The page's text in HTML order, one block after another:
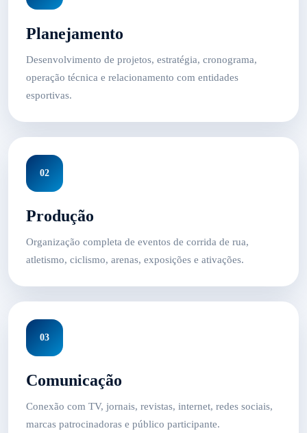
Planejamento
Desenvolvimento de projetos, estratégia, cronograma,
operação técnica e relacionamento com entidades
esportivas.
02
Produção
Organização completa de eventos de corrida de rua,
atletismo, ciclismo, arenas, exposições e ativações.
03
Comunicação
Conexão com TV, jornais, revistas, internet, redes sociais,
marcas patrocinadoras e público participante.